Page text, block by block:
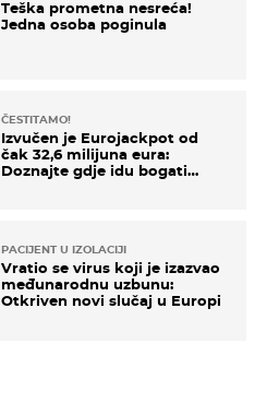
Teška prometna nesreća!
Jedna osoba poginula
ČESTITAMO!
Izvučen je Eurojackpot od
čak 32,6 milijuna eura:
Doznajte gdje idu bogati
PACIJENT U IZOLACIJI
Vratio se virus koji je izazvao
međunarodnu uzbunu:
Otkriven novi slučaj u Europi